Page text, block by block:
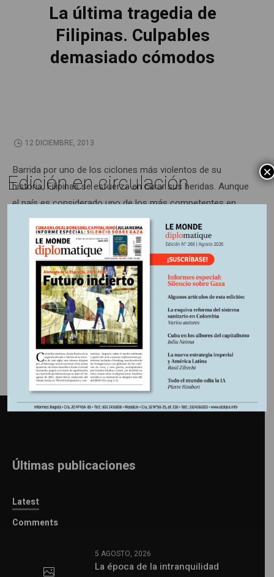
La última tragedia de
Filipinas. Culpables
demasiado cómodos
12 DICIEMBRE, 2013
Barrida por uno de los ciclones más violentos de su
historia, Filipinas se esfuerza en curar sus heridas. Aunque
el país es considerado uno de los más competentes en
materia de reducción de riesgos de catástrofes, los
dirigentes tienen una tendencia pronunciada a encontrar
chivos emisarios para escapar a sus responsabilidades.
Información adicional
Últimas publicaciones
Latest
Comments
5 AGOSTO, 2026
La época de la intranquilidad
Edición en circulación ×